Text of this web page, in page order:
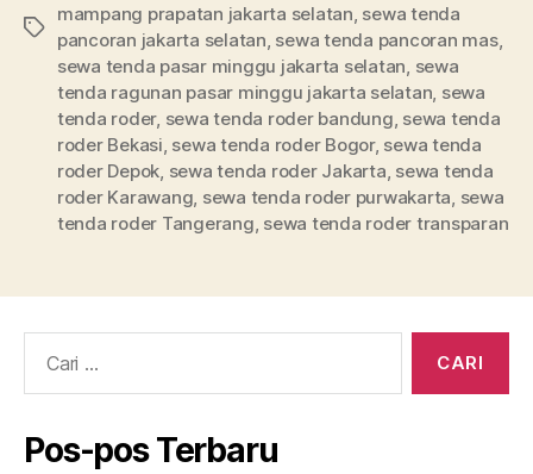
Tag
mampang prapatan jakarta selatan, sewa tenda
pancoran jakarta selatan, sewa tenda pancoran mas,
sewa tenda pasar minggu jakarta selatan, sewa
tenda ragunan pasar minggu jakarta selatan, sewa
tenda roder, sewa tenda roder bandung, sewa tenda
roder Bekasi, sewa tenda roder Bogor, sewa tenda
roder Depok, sewa tenda roder Jakarta, sewa tenda
roder Karawang, sewa tenda roder purwakarta, sewa
tenda roder Tangerang, sewa tenda roder transparan
Pos-pos Terbaru